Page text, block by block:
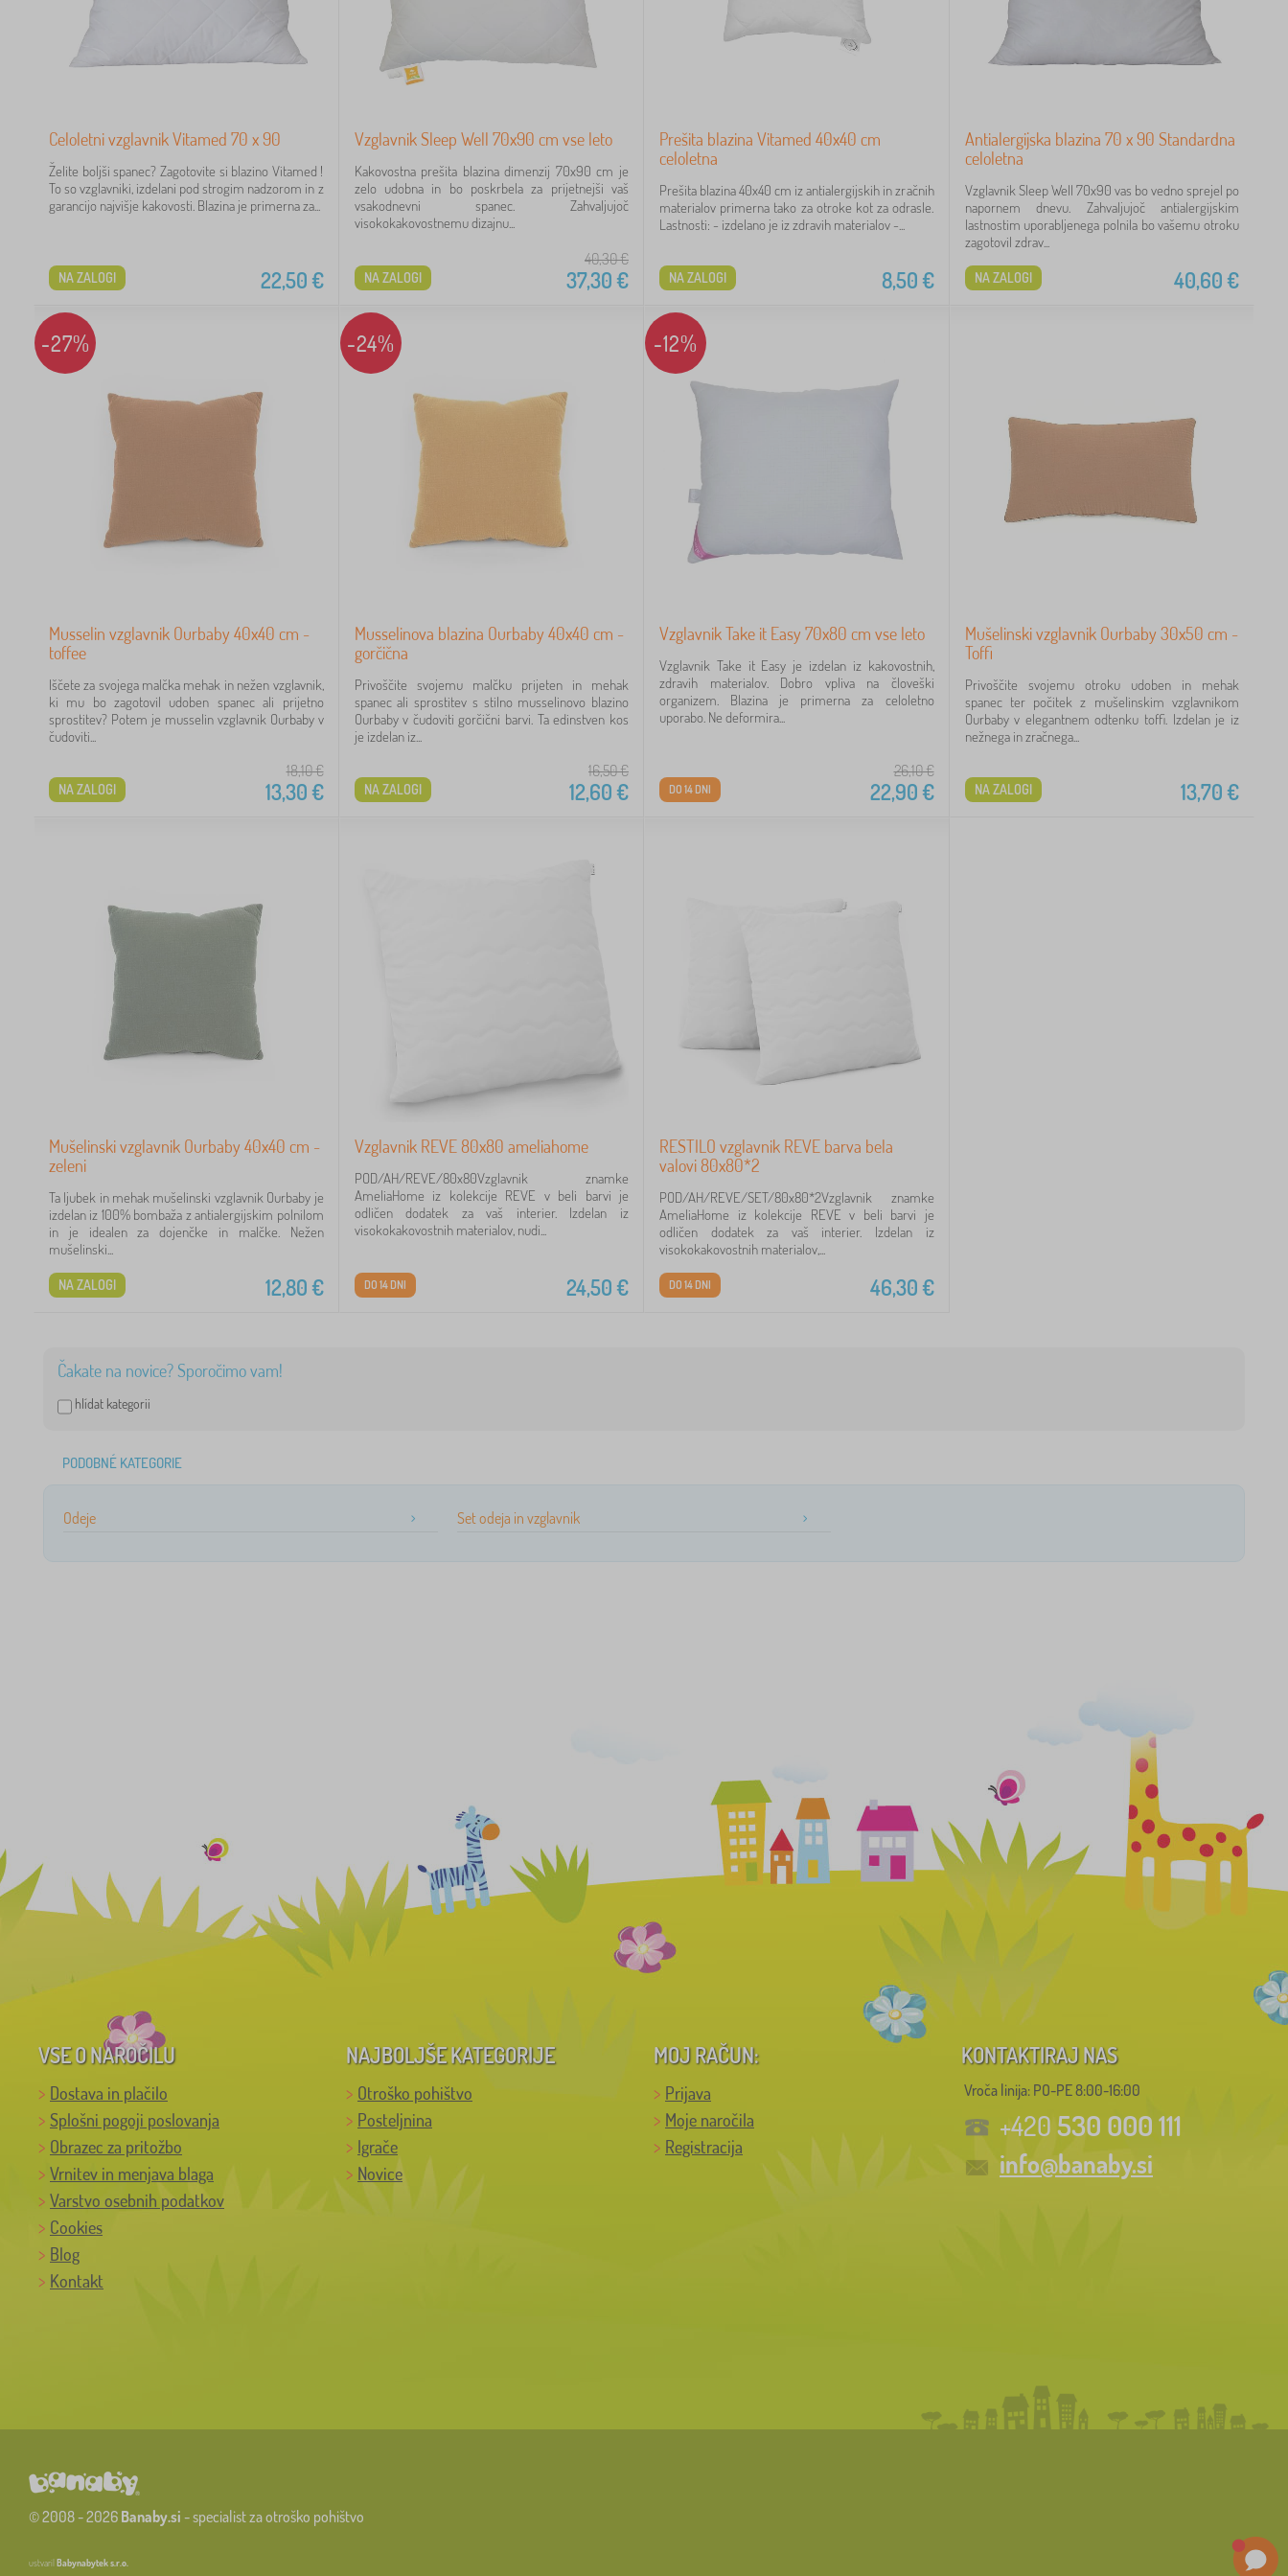
Celoletni vzglavnik Vitamed 70 x 90
Želite boljši spanec? Zagotovite si blazino Vitamed !
To so vzglavniki, izdelani pod strogim nadzorom in z
garancijo najvišje kakovosti. Blazina je primerna za...
22,50€
NA ZALOGI
Vzglavnik Sleep Well 70x90 cm vse leto
Kakovostna prešita blazina dimenzij 70x90 cm je
zelo udobna in bo poskrbela za prijetnejši vaš
vsakodnevni spanec. Zahvaljujoč
visokokakovostnemu dizajnu...
40,30€
37,30€
NA ZALOGI
Prešita blazina Vitamed 40x40 cm
celoletna
Prešita blazina 40x40 cm iz antialergijskih in zračnih
materialov primerna tako za otroke kot za odrasle.
Lastnosti: - izdelano je iz zdravih materialov -...
8,50€
NA ZALOGI
Antialergijska blazina 70 x 90 Standardna
celoletna
Vzglavnik Sleep Well 70x90 vas bo vedno sprejel po
napornem dnevu. Zahvaljujoč antialergijskim
lastnostim uporabljenega polnila bo vašemu otroku
zagotovil zdrav...
40,60€
NA ZALOGI
-27%
Musselin vzglavnik Ourbaby 40x40 cm -
toffee
Iščete za svojega malčka mehak in nežen vzglavnik,
ki mu bo zagotovil udoben spanec ali prijetno
sprostitev? Potem je musselin vzglavnik Ourbaby v
čudoviti...
18,10€
13,30€
NA ZALOGI
-24%
Musselinova blazina Ourbaby 40x40 cm -
gorčična
Privoščite svojemu malčku prijeten in mehak
spanec ali sprostitev s stilno musselinovo blazino
Ourbaby v čudoviti gorčični barvi. Ta edinstven kos
je izdelan iz...
16,50€
12,60€
NA ZALOGI
-12%
Vzglavnik Take it Easy 70x80 cm vse leto
Vzglavnik Take it Easy je izdelan iz kakovostnih,
zdravih materialov. Dobro vpliva na človeški
organizem. Blazina je primerna za celoletno
uporabo. Ne deformira...
26,10€
22,90€
DO 14 DNI
Mušelinski vzglavnik Ourbaby 30x50 cm -
Toffi
Privoščite svojemu otroku udoben in mehak
spanec ter počitek z mušelinskim vzglavnikom
Ourbaby v elegantnem odtenku toffi. Izdelan je iz
nežnega in zračnega...
13,70€
NA ZALOGI
Mušelinski vzglavnik Ourbaby 40x40 cm -
zeleni
Ta ljubek in mehak mušelinski vzglavnik Ourbaby je
izdelan iz 100% bombaža z antialergijskim polnilom
in je idealen za dojenčke in malčke. Nežen
mušelinski...
12,80€
NA ZALOGI
Vzglavnik REVE 80x80 ameliahome
POD/AH/REVE/80x80Vzglavnik znamke
AmeliaHome iz kolekcije REVE v beli barvi je
odličen dodatek za vaš interier. Izdelan iz
visokokakovostnih materialov, nudi...
24,50€
DO 14 DNI
RESTILO vzglavnik REVE barva bela
valovi 80x80*2
POD/AH/REVE/SET/80x80*2Vzglavnik znamke
AmeliaHome iz kolekcije REVE v beli barvi je
odličen dodatek za vaš interier. Izdelan iz
visokokakovostnih materialov,...
46,30€
DO 14 DNI
Čakate na novice? Sporočimo vam!
hlídat kategorii
PODOBNÉ KATEGORIE
Odeje Set odeja in vzglavnik
VSE O NAROČILU
Dostava in plačilo
Splošni pogoji poslovanja
Obrazec za pritožbo
Vrnitev in menjava blaga
Varstvo osebnih podatkov
Cookies
Blog
Kontakt
NAJBOLJŠE KATEGORIJE
Otroško pohištvo
Posteljnina
Igrače
Novice
MOJ RAČUN:
Prijava
Moje naročila
Registracija
KONTAKTIRAJ NAS
Vroča linija: PO-PE 8:00-16:00
+420530 000 111
info@banaby.si
© 2008 - 2026 Banaby.si - specialist za otroško pohištvo
ustvarilBabynabytek s.r.o.